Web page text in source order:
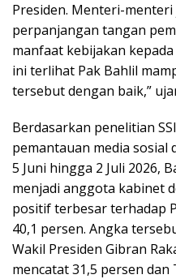
Presiden. Menteri-
perpanjangan tangan
manfaat kebijakan
ini terlihat Pak Bahlil
tersebut dengan baik,”
Berdasarkan penelitian
pemantauan media sosial
5 Juni hingga 2 Juli 2026,
menjadi anggota kabinet
positif terbesar terhadap
40,1 persen. Angka
Wakil Presiden Gibran
mencatat 31,5 persen